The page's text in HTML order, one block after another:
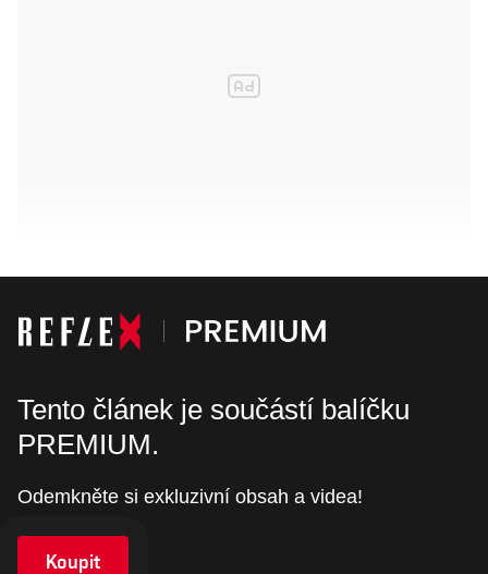
Tento článek je součástí balíčku
PREMIUM.
Odemkněte si exkluzivní obsah a videa!
Koupit